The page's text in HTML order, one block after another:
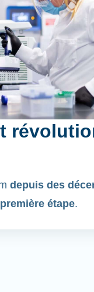
depuis des
étape.